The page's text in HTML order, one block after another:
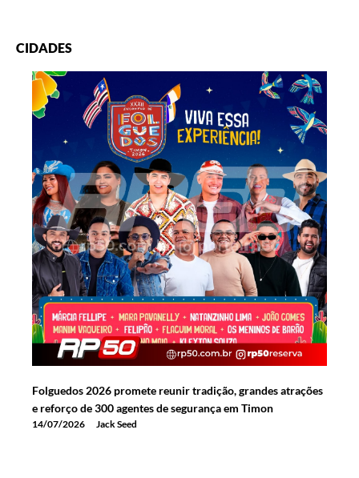
CIDADES
Folguedos 2026 promete reunir tradição, grandes atrações
e reforço de 300 agentes de segurança em Timon
14/07/2026 Jack Seed